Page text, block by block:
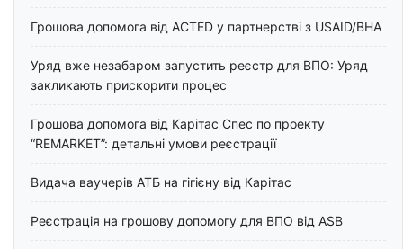
Грошова допомога від ACTED у партнерстві з USAID/BHA
Уряд вже незабаром запустить реєстр для ВПО: Уряд
закликають прискорити процес
Грошова допомога від Карітас Спес по проекту
“REMARKET”: детальні умови реєстрації
Видача ваучерів АТБ на гігієну від Карітас
Реєстрація на грошову допомогу для ВПО від ASB